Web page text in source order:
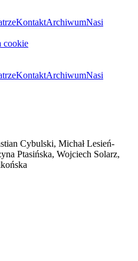
KontaktArchiwumNasi
cookie
KontaktArchiwumNasi
Cybulski, Michał Lesień-
Ptasińska, Wojciech Solarz,